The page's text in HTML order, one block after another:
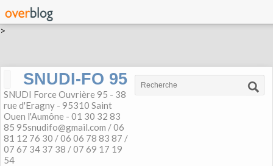
>
SNUDI-FO 95
SNUDI Force Ouvrière 95 - 38
rue d'Eragny - 95310 Saint
Ouen l'Aumône - 01 30 32 83
85 95snudifo@gmail.com / 06
81 12 76 30 / 06 06 78 83 87 /
07 67 34 37 38 / 07 69 17 19
54